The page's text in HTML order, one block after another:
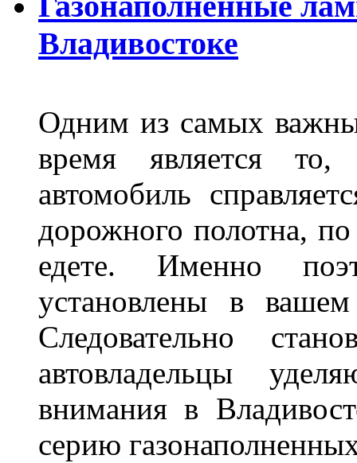
Владивостоке
Одним из самых
время является то,
автомобиль
дорожного полотна,
едете. Именно
установлены в
Следовательно
автовладельцы
внимания в
серию